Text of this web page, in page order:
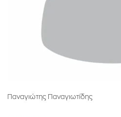
Παναγιώτης Παναγιωτίδης